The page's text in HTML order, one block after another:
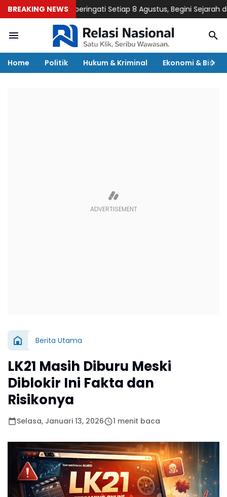
BREAKING NEWS
ASEAN Diperingati Setiap 8 Agustus, Begini Sejarah dan
Home Politik Hukum & Kriminal Ekonomi & Bisnis
Berita Utama
LK21 Masih Diburu Meski
Diblokir Ini Fakta dan
Risikonya
Selasa, Januari 13, 2026 1 menit baca